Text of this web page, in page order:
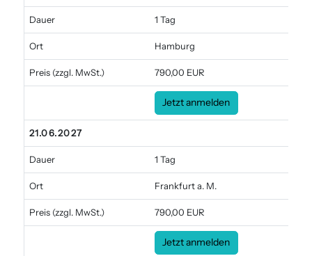
Dauer 1 Tag
Ort Hamburg
Preis (zzgl. MwSt.) 790,00 EUR
Jetzt anmelden
21.06.2027
Dauer 1 Tag
Ort Frankfurt a. M.
Preis (zzgl. MwSt.) 790,00 EUR
Jetzt anmelden